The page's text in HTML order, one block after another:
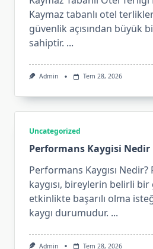
Kaymaz tabanlı otel
güvenlik açısından büyük
sahiptir. ...
Admin Tem 28, 2026
Uncategorized
Performans Kaygisi Nedir
Performans Kaygısı
kaygısı, bireylerin belirli bir
etkinlikte başarılı olma
kaygı durumudur. ...
Admin Tem 28, 2026